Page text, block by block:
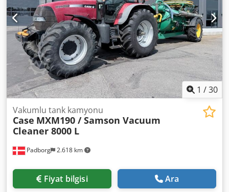
1 /30
Padborg 2.618 km
Vakumlu tank kamyonu
Case MXM190 / Samson Vacuum
Cleaner 8000 L
Fiyat bilgisi Ara